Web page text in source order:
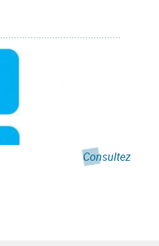
Consultez